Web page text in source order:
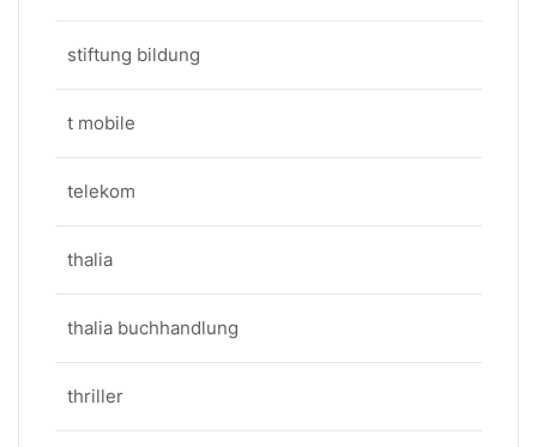
stiftung bildung
t mobile
telekom
thalia
thalia buchhandlung
thriller